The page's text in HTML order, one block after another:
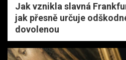
Jak vznikla slavná
jak přesně určuje
dovolenou